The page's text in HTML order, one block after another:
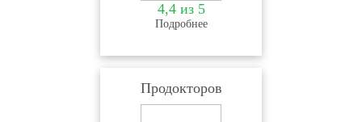
4,4 из 5
Подробнее
Продокторов